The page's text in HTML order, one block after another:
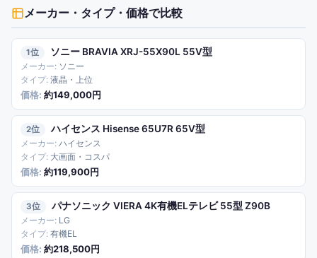
メーカー・タイプ・価格で比較
1 ソニー BRAVIA XRJ-55X90L 55V型
ソニー
液晶・上位
約149,000円
2 ハイセンス Hisense 65U7R 65V型
ハイセンス
大画面・コスパ
約119,900円
3 パナソニック VIERA 4K有機ELテレビ 55型 Z90B
LG
有機EL
約218,500円